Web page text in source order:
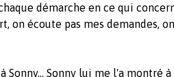
démarche en ce qui
on écoute pas mes demandes,
Sonny... Sonny lui me l'a montré